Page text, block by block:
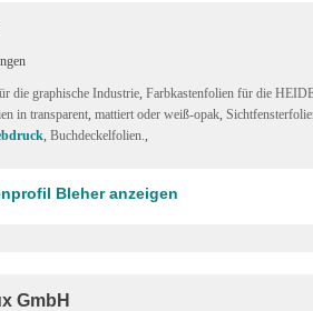
die graphische Industrie, Farbkastenfolien für die
in transparent, mattiert oder weiß-opak,
, Buchdeckelfolien.,
Bleher anzeigen
GmbH